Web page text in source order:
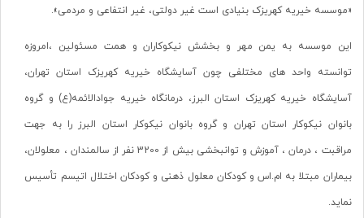
«موسسه خیریه کهریزک بنیادی است غیر دولتی، غیر انتفاعی و مردمی».
این موسسه به یمن مهر و بخشش نیکوکاران و همت مسئولین ،امروزه
توانسته واحد های مختلفی چون آسایشگاه خیریه کهریزک استان تهران،
آسایشگاه خیریه کهریزک استان البرز، درمانگاه خیریه جوادالائمه(ع) و گروه
بانوان نیکوکار استان تهران و گروه بانوان نیکوکار استان البرز را به جهت
مراقبت ، درمان ، آموزش و توانبخشی بیش از 3200 نفر از سالمندان ، معلولان،
بیماران مبتلا به ام.اس و کودکان معلول ذهنی و کودکان اختلال اتیسم تأسیس
نماید.